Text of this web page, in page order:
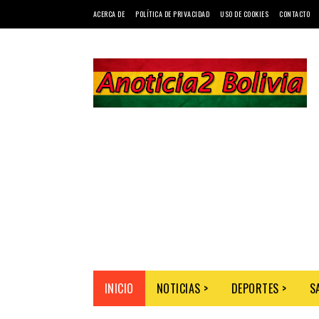
ACERCA DE POLÍTICA DE PRIVACIDAD USO DE COOKIES CONTACTO
INICIO NOTICIAS > DEPORTES >